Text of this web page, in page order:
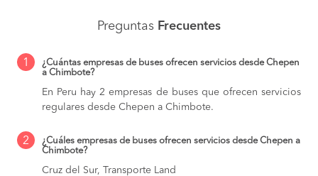
Preguntas Frecuentes
1
¿Cuántas empresas de buses ofrecen servicios desde Chepen
a Chimbote?
En Peru hay 2 empresas de buses que ofrecen servicios
regulares desde Chepen a Chimbote.
2
¿Cuáles empresas de buses ofrecen servicios desde Chepen a
Chimbote?
Cruz del Sur, Transporte Land